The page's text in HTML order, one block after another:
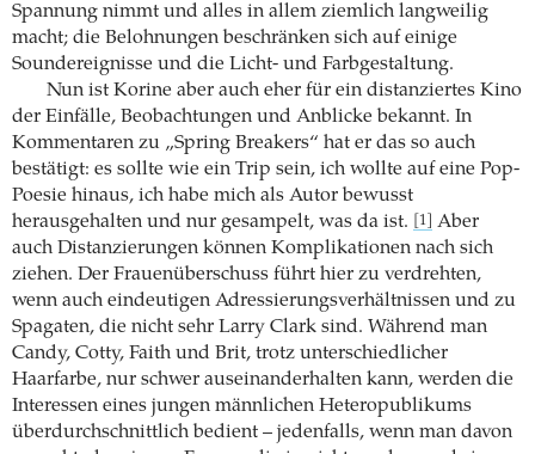
Spannung nimmt und alles in allem ziemlich langweilig
macht; die Belohnungen beschränken sich auf einige
Soundereignisse und die Licht- und Farbgestaltung.
Nun ist Korine aber auch eher für ein distanziertes Kino
der Einfälle, Beobachtungen und Anblicke bekannt. In
Kommentaren zu „Spring Breakers“ hat er das so auch
bestätigt: es sollte wie ein Trip sein, ich wollte auf eine Pop-
Poesie hinaus, ich habe mich als Autor bewusst
herausgehalten und nur gesampelt, was da ist.
[1]
Aber
auch Distanzierungen können Komplikationen nach sich
ziehen. Der Frauenüberschuss führt hier zu verdrehten,
wenn auch eindeutigen Adressierungsverhältnissen und zu
Spagaten, die nicht sehr Larry Clark sind. Während man
Candy, Cotty, Faith und Brit, trotz unterschiedlicher
Haarfarbe, nur schwer auseinanderhalten kann, werden die
Interessen eines jungen männlichen Heteropublikums
überdurchschnittlich bedient – jedenfalls, wenn man davon